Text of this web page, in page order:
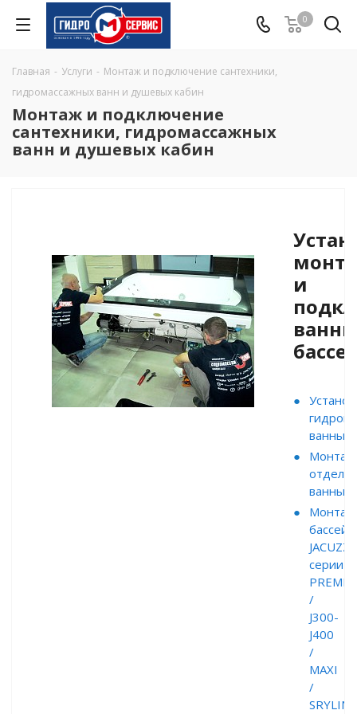
0
Главная - Услуги - Монтаж и подключение сантехники,
гидромассажных ванн и душевых кабин
Монтаж и подключение
сантехники, гидромассажных
ванн и душевых кабин
и
ванны
Монтаж
ванны
Монтаж
JACUZZI
серии
/
J300-
J400
/
MAXI
/
SRYLINE